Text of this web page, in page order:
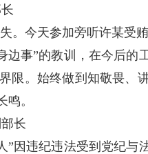
。今天参加旁听许某受
事”的教训，在今后
限。始终做到知敬畏
。
长
因违纪违法受到党纪